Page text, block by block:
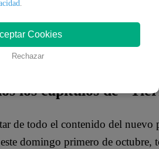
los capítulos de
de todo el contenido del nuevo
domingo primero de
Cookies
Rechazar